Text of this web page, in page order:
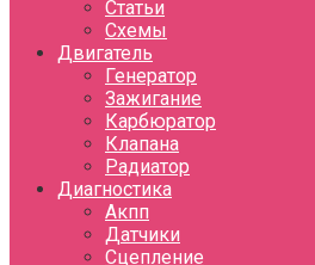
Статьи
Схемы
Двигатель
Генератор
Зажигание
Карбюратор
Клапана
Радиатор
Диагностика
Акпп
Датчики
Сцепление